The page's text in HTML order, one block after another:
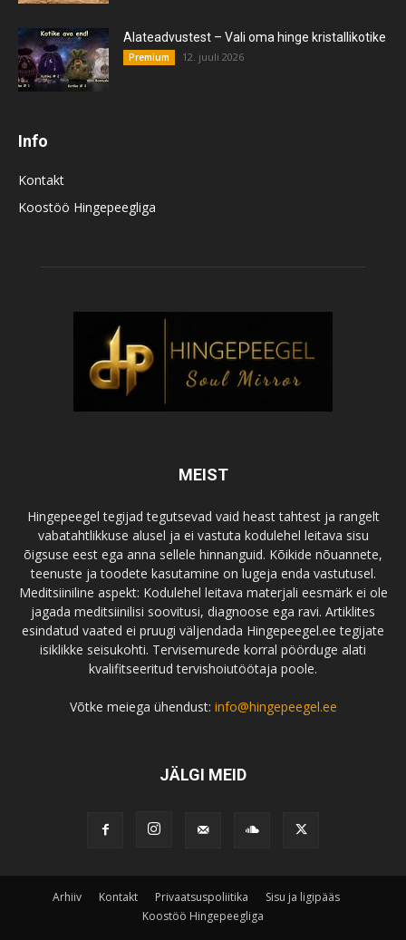
Alateadvustest – Vali oma hinge kristallikotike
Premium 12. juuli 2026
Info
Kontakt
Koostöö Hingepeegliga
MEIST
Hingepeegel tegijad tegutsevad vaid heast tahtest ja rangelt
vabatahtlikkuse alusel ja ei vastuta kodulehel leitava sisu
õigsuse eest ega anna sellele hinnanguid. Kõikide nõuannete,
teenuste ja toodete kasutamine on lugeja enda vastutusel.
Meditsiiniline aspekt: Kodulehel leitava materjali eesmärk ei ole
jagada meditsiinilisi soovitusi, diagnoose ega ravi. Artiklites
esindatud vaated ei pruugi väljendada Hingepeegel.ee tegijate
isiklikke seisukohti. Tervisemurede korral pöörduge alati
kvalifitseeritud tervishoiutöötaja poole.
Võtke meiega ühendust: info@hingepeegel.ee
JÄLGI MEID
Arhiiv Kontakt Privaatsuspoliitika
Sisu ja ligipääs
Koostöö Hingepeegliga